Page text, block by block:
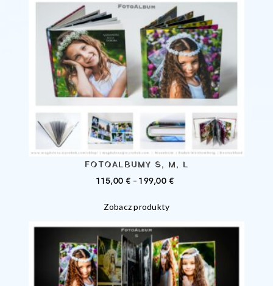
FOTOALBUMY S, M, L
115,00 € – 199,00 €
DO
199,00 €
Zobacz produkty